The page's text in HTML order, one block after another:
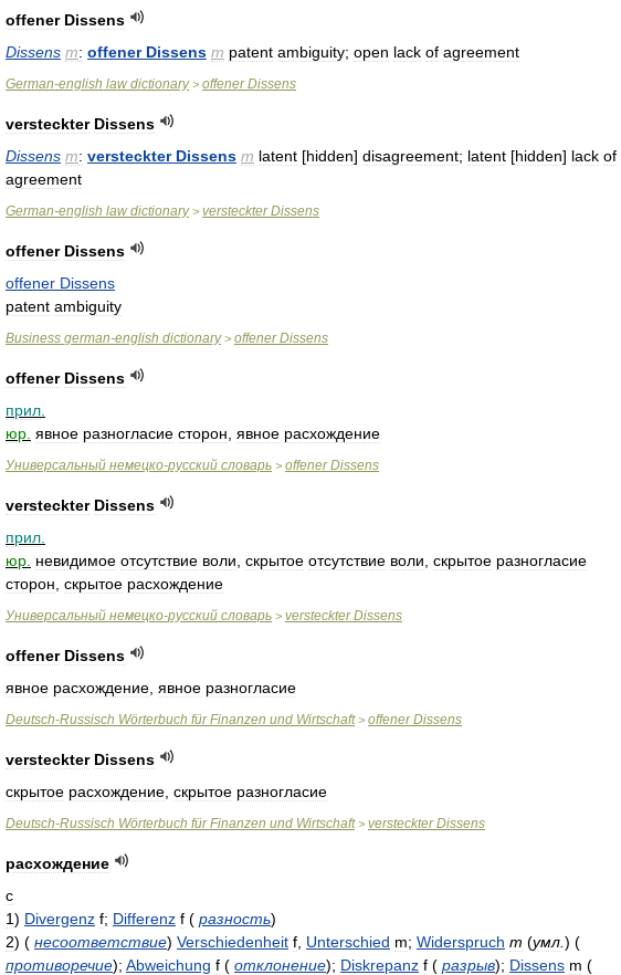
offener Dissens
Dissens m: offener Dissens m patent ambiguity; open lack of agreement
German-english law dictionary> offener Dissens
versteckter Dissens
Dissens m: versteckter Dissens m latent [hidden] disagreement; latent [hidden] lack of
agreement
German-english law dictionary> versteckter Dissens
offener Dissens
offener Dissens
patent ambiguity
Business german-english dictionary> offener Dissens
offener Dissens
прил
юр явное разногласие сторон явное расхождение
Универсальный немецко-русский словарь > offener Dissens
versteckter Dissens
прил
юр невидимое отсутствие воли скрытое отсутствие воли скрытое разногласие
сторон скрытое расхождение
Универсальный немецко-русский словарь > versteckter Dissens
offener Dissens
явное расхождение явное разногласие
Deutsch-Russisch Wörterbuch für Finanzen und Wirtschaft> offener Dissens
versteckter Dissens
скрытое расхождение скрытое разногласие
Deutsch-Russisch Wörterbuch für Finanzen und Wirtschaft> versteckter Dissens
расхождение
с
1) Divergenz f; Differenz f ( разность)
2) ( несоответствие) Verschiedenheit f Unterschied m; Widerspruch m (умл ) (
противоречие); Abweichung f ( отклонение); Diskrepanz f ( разрыв); Dissens m (